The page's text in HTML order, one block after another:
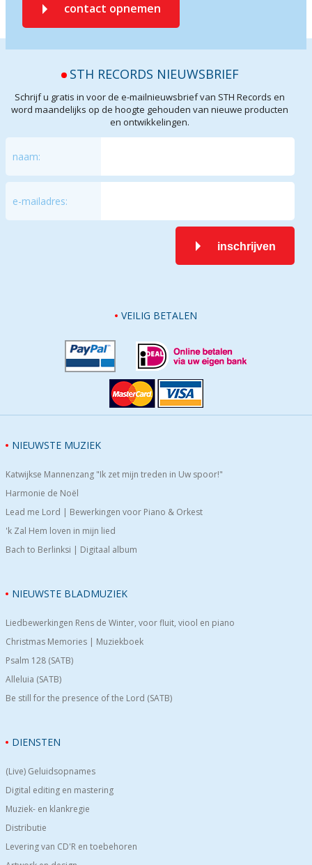
contact opnemen
STH RECORDS NIEUWSBRIEF
Schrijf u gratis in voor de e-mailnieuwsbrief van STH Records en
word maandelijks op de hoogte gehouden van nieuwe producten
en ontwikkelingen.
naam:
e-mailadres:
inschrijven
VEILIG BETALEN
NIEUWSTE MUZIEK
Katwijkse Mannenzang "Ik zet mijn treden in Uw spoor!"
Harmonie de Noël
Lead me Lord | Bewerkingen voor Piano & Orkest
'k Zal Hem loven in mijn lied
Bach to Berlinksi | Digitaal album
NIEUWSTE BLADMUZIEK
Liedbewerkingen Rens de Winter, voor fluit, viool en piano
Christmas Memories | Muziekboek
Psalm 128 (SATB)
Alleluia (SATB)
Be still for the presence of the Lord (SATB)
DIENSTEN
(Live) Geluidsopnames
Digital editing en mastering
Muziek- en klankregie
Distributie
Levering van CD'R en toebehoren